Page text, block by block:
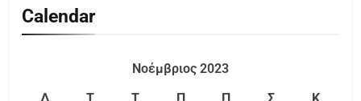
Calendar
Νοέμβριος 2023